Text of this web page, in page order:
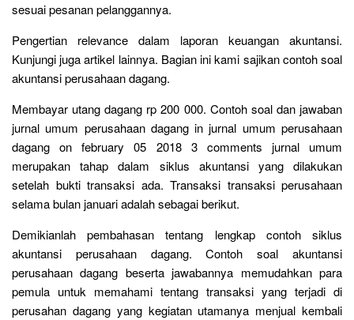
sesuai pesanan pelanggannya.
Pengertian relevance dalam laporan keuangan akuntansi.
Kunjungi juga artikel lainnya. Bagian ini kami sajikan contoh soal
akuntansi perusahaan dagang.
Membayar utang dagang rp 200 000. Contoh soal dan jawaban
jurnal umum perusahaan dagang in jurnal umum perusahaan
dagang on february 05 2018 3 comments jurnal umum
merupakan tahap dalam siklus akuntansi yang dilakukan
setelah bukti transaksi ada. Transaksi transaksi perusahaan
selama bulan januari adalah sebagai berikut.
Demikianlah pembahasan tentang lengkap contoh siklus
akuntansi perusahaan dagang. Contoh soal akuntansi
perusahaan dagang beserta jawabannya memudahkan para
pemula untuk memahami tentang transaksi yang terjadi di
perusahan dagang yang kegiatan utamanya menjual kembali